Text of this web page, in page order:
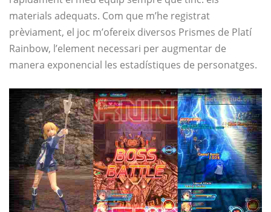
materials adequats. Com que m’he registrat
prèviament, el joc m’ofereix diversos Prismes de Platí
Rainbow, l’element necessari per augmentar de
manera exponencial les estadístiques de personatges.